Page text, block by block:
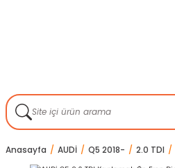
Anasayfa AUDİ Q5 2018- 2.0 TDI